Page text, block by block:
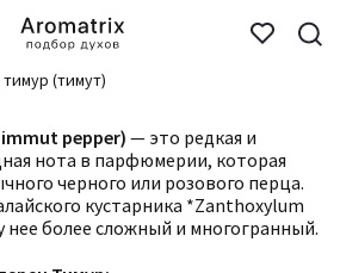
(тимут)
pepper) — это редкая и
нота в парфюмерии, которая
черного или розового перца.
кустарника *Zanthoxylum
нее более сложный и многогранный.